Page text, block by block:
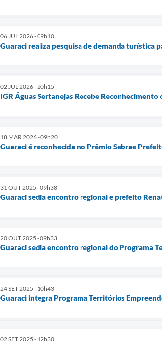
06 JUL 2026 - 09h10
Guaraci realiza pesquisa de demanda turística
02 JUL 2026 - 20h15
IGR Águas Sertanejas Recebe
18 MAR 2026 - 09h20
Guaraci é reconhecida no Prêmio Sebrae
31 OUT 2025 - 09h38
Guaraci sedia encontro regional e prefeito
20 OUT 2025 - 09h33
Guaraci sedia encontro regional do Programa
24 SET 2025 - 10h43
Guaraci integra Programa Territórios
02 SET 2025 - 12h30